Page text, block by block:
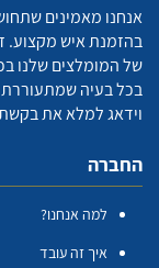
אנחנו מאמינים
בהזמנת איש מקצוע.
של המומלצים שלנו
בכל בעיה שמתעוררת
וידאג למלא את
החברה
למה אנחנו?
איך זה עובד